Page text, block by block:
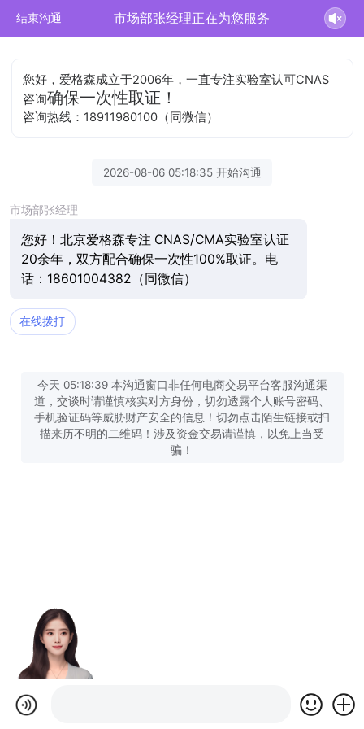
结束沟通 市场部张经理正在为您服务
您好，爱格森成立于2006年，一直专注实验室认可CNAS
咨询确保一次性取证！
咨询热线：18911980100（同微信）
2026-08-06 05:18:35 开始沟通
市场部张经理
您好！北京爱格森专注 CNAS/CMA实验室认证
20余年，双方配合确保一次性100%取证。电
话：18601004382（同微信）
在线拨打
今天 05:18:39 本沟通窗口非任何电商交易平台客服沟通渠
道，交谈时请谨慎核实对方身份，切勿透露个人账号密码、
手机验证码等威胁财产安全的信息！切勿点击陌生链接或扫
描来历不明的二维码！涉及资金交易请谨慎，以免上当受
骗！